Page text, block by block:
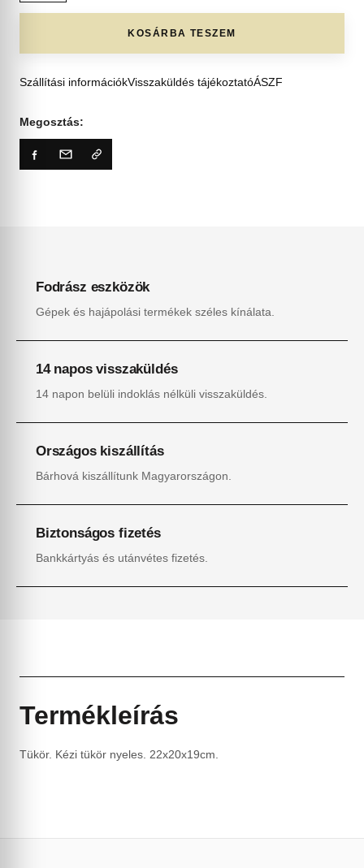
KOSÁRBA TESZEM
Szállítási információkVisszaküldés tájékoztatóÁSZF
Megosztás:
Fodrász eszközök
Gépek és hajápolási termékek széles kínálata.
14 napos visszaküldés
14 napon belüli indoklás nélküli visszaküldés.
Országos kiszállítás
Bárhová kiszállítunk Magyarországon.
Biztonságos fizetés
Bankkártyás és utánvétes fizetés.
Termékleírás
Tükör. Kézi tükör nyeles. 22x20x19cm.